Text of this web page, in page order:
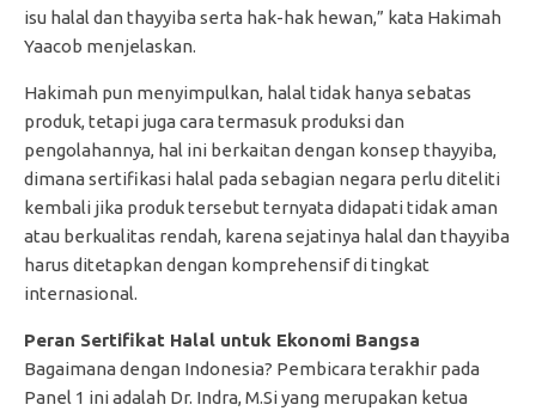
isu halal dan thayyiba serta hak-hak hewan,” kata Hakimah
Yaacob menjelaskan.
Hakimah pun menyimpulkan, halal tidak hanya sebatas
produk, tetapi juga cara termasuk produksi dan
pengolahannya, hal ini berkaitan dengan konsep thayyiba,
dimana sertifikasi halal pada sebagian negara perlu diteliti
kembali jika produk tersebut ternyata didapati tidak aman
atau berkualitas rendah, karena sejatinya halal dan thayyiba
harus ditetapkan dengan komprehensif di tingkat
internasional.
Peran Sertifikat Halal untuk Ekonomi Bangsa
Bagaimana dengan Indonesia? Pembicara terakhir pada
Panel 1 ini adalah Dr. Indra, M.Si yang merupakan ketua